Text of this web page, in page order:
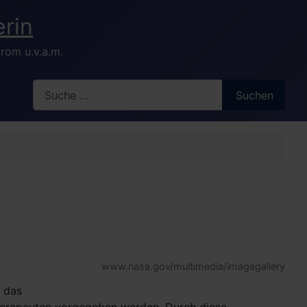
u.v.a.m.
Suchen
www.nasa.gov/multimedia/imagegallery
das